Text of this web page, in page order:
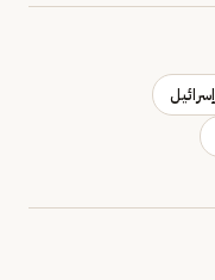
إسرائيل